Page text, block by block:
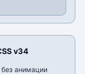
v34
без анимации